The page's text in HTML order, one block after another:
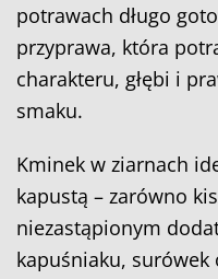
potrawach długo
przyprawa, która
charakteru, głębi i
smaku.
Kminek w ziarnach
kapustą – zarówno
niezastąpionym
kapuśniaku, surówek